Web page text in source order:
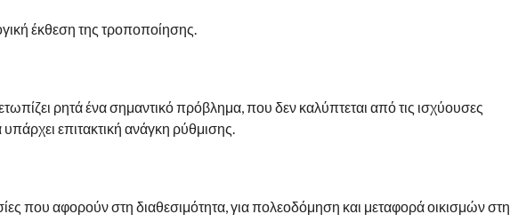
έκθεση της τροποποίησης.
ρητά ένα σημαντικό πρόβλημα, που δεν καλύπτεται από τις ισχύουσες
επιτακτική ανάγκη ρύθμισης.
που αφορούν στη διαθεσιμότητα, για πολεοδόμηση και μεταφορά οικισμών στη